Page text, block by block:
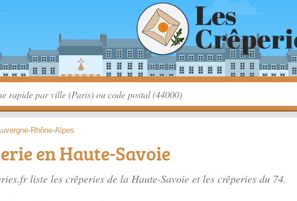
Rhône-Alpes
en Haute-Savoie
liste les crêperies de la Haute-Savoie et les crêperies du 74.